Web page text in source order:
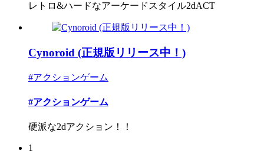
レトロ&ハードなアーケードスタイル2dACT
Cynoroid (正規版リリース中！)
#アクションゲーム
#アクションゲーム
硬派な2dアクション！！
1